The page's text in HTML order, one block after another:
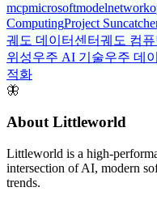
mcpmicrosoftmodelnetwork
ComputingProject
궤도 데이터센터궤도 컴퓨
위성우주 AI 기술우주 데
적화
🦋
About Littleworld
Littleworld is a high-
intersection of AI, modern
trends.